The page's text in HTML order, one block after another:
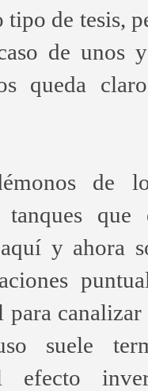
tipo de tesis,
de unos
queda
de
que
y ahora
suele
efecto